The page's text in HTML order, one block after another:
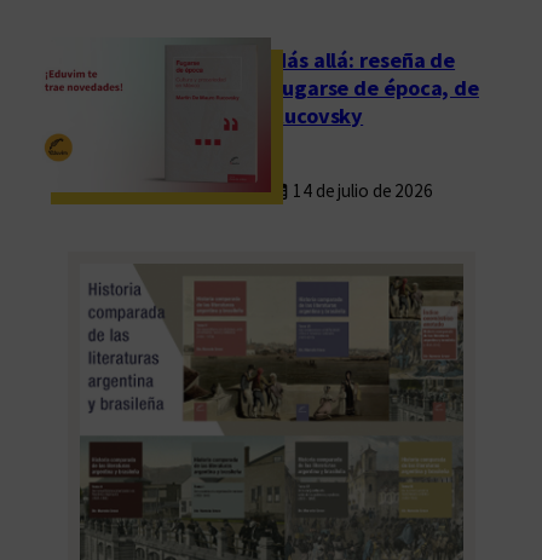
i
o
Más allá: reseña de
Fugarse de época, de
Rucovsky
14 de julio de 2026